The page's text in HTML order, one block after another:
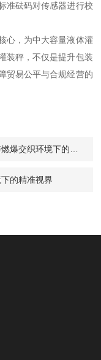
准砝码对传感器进行校
，为中大容量液体灌
装秤，不仅是提升包装
贸易公平与合规经营的
织环境下的材质叙事
的精准视界